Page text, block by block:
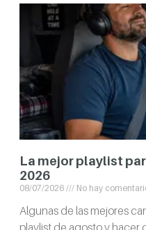
La mejor playlist
2026
08/07/2026 No hay
Algunas de las mejores